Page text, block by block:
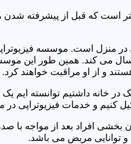
است که قبل از پیشرفته
منزل است. موسسه
می کند. همین طور این
و از او مراقبت خواهند کرد.
در خانه داشتیم توانسته
کنیم و خدمات فیزیوتراپی در
افراد بعد از مواجه با
توانایی مریض می باشد.